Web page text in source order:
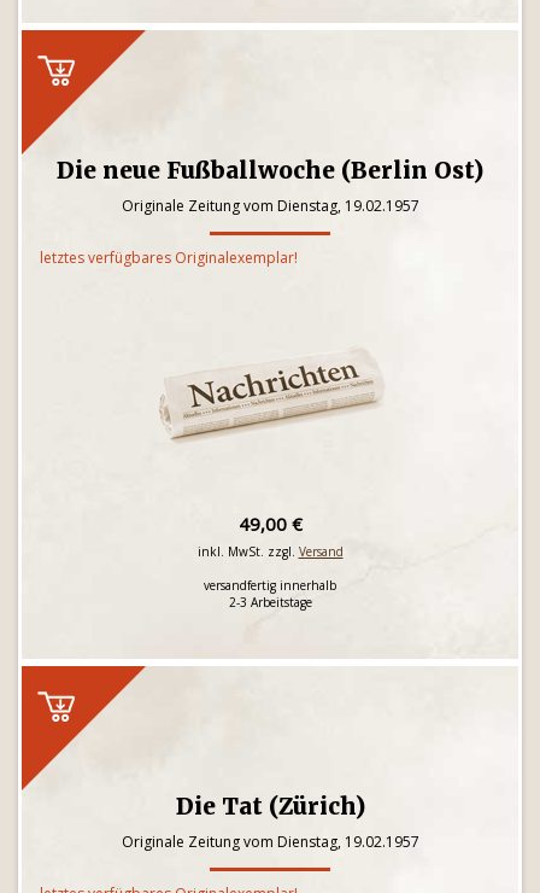
Die neue Fußballwoche (Berlin Ost)
Originale Zeitung vom Dienstag, 19.02.1957
letztes verfügbares Originalexemplar!
49,00 €
inkl. MwSt. zzgl. Versand
versandfertig innerhalb
2-3 Arbeitstage
Die Tat (Zürich)
Originale Zeitung vom Dienstag, 19.02.1957